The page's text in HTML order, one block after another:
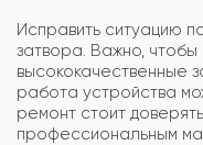
Исправить ситуацию
затвора. Важно,
высококачественные
работа устройства
ремонт стоит
профессиональным